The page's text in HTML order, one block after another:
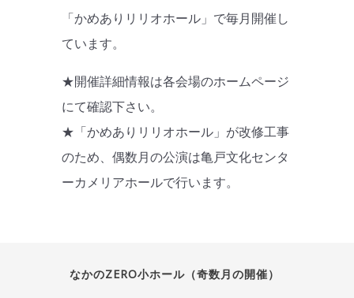
「かめありリリオホール」で毎月開催し
ています。
★開催詳細情報は各会場のホームページ
にて確認下さい。
★「かめありリリオホール」が改修工事
のため、偶数月の公演は亀戸文化センタ
ーカメリアホールで行います。
なかのZERO小ホール（奇数月の開催）